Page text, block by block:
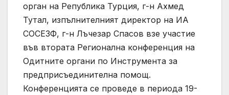
орган на Република Турция, г-н Ахмед
Тутал, изпълнителният директор на ИА
СОСЕЗФ, г-н Лъчезар Спасов взе участие
във втората Регионална конференция на
Одитните органи по Инструмента за
предприсъединителна помощ.
Конференцията се проведе в периода 19-